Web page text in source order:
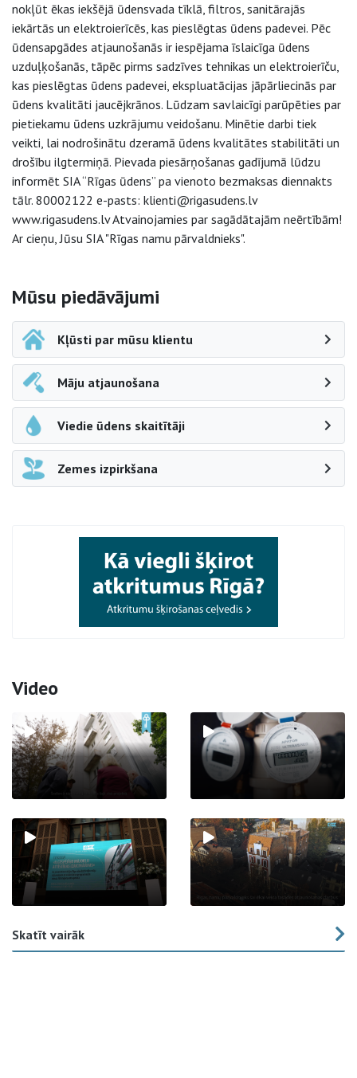
nokļūt ēkas iekšējā ūdensvada tīklā, filtros, sanitārajās
iekārtās un elektroierīcēs, kas pieslēgtas ūdens padevei. Pēc
ūdensapgādes atjaunošanās ir iespējama īslaicīga ūdens
uzduļķošanās, tāpēc pirms sadzīves tehnikas un elektroierīču,
kas pieslēgtas ūdens padevei, ekspluatācijas jāpārliecinās par
ūdens kvalitāti jaucējkrānos. Lūdzam savlaicīgi parūpēties par
pietiekamu ūdens uzkrājumu veidošanu. Minētie darbi tiek
veikti, lai nodrošinātu dzeramā ūdens kvalitātes stabilitāti un
drošību ilgtermiņā. Pievada piesārņošanas gadījumā lūdzu
informēt SIA “Rīgas ūdens” pa vienoto bezmaksas diennakts
tālr. 80002122 e-pasts: klienti@rigasudens.lv
www.rigasudens.lv Atvainojamies par sagādātajām neērtībām!
Ar cieņu, Jūsu SIA "Rīgas namu pārvaldnieks".
Sāna navigācija
Mūsu piedāvājumi
Kļūsti par mūsu klientu
Māju atjaunošana
Viedie ūdens skaitītāji
Zemes izpirkšana
Video
Skatīt vairāk